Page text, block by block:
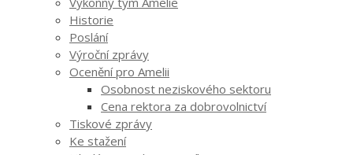
Historie
Poslání
Výroční zprávy
Ocenění pro Amelii
Osobnost neziskového sektoru
Cena rektora za dobrovolnictví
Tiskové zprávy
Ke stažení